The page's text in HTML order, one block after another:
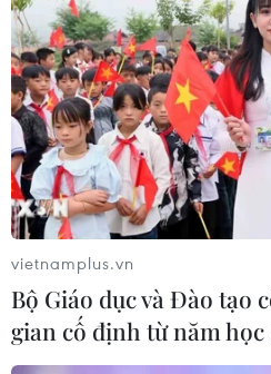
các quỹ đầu cơ lớn của Mỹ
06/08/2026 06:47
Đồng USD trước bước
yen mạnh lên và số liệu
06/08/2026 05:14
Lãi suất ngân hàng ngày 6/
3 tháng đang được mức lãi
vietnamplus.vn
Bộ Giáo dục và Đào tạo
gian cố định từ năm học